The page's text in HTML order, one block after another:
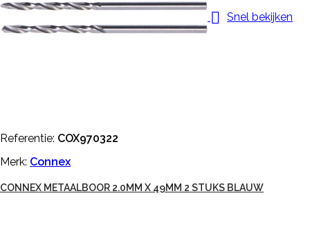
 Snel bekijken
Referentie: COX970322
Merk: Connex
CONNEX METAALBOOR 2.0MM X 49MM 2 STUKS BLAUW